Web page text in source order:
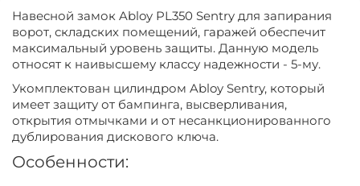
Навесной замок Abloy PL350 Sentry для запирания
ворот, складских помещений, гаражей обеспечит
максимальный уровень защиты. Данную модель
относят к наивысшему классу надежности - 5-му.
Укомплектован цилиндром Abloy Sentry, который
имеет защиту от бампинга, высверливания,
открытия отмычками и от несанкционированного
дублирования дискового ключа.
Особенности: